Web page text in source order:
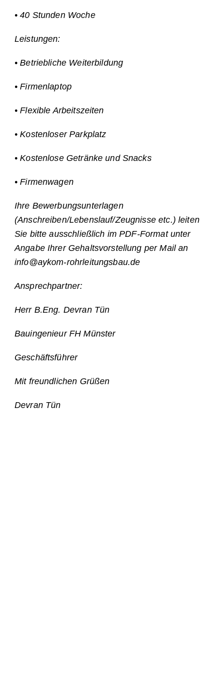
• 40 Stunden Woche
Leistungen:
• Betriebliche Weiterbildung
• Firmenlaptop
• Flexible Arbeitszeiten
• Kostenloser Parkplatz
• Kostenlose Getränke und Snacks
• Firmenwagen
Ihre Bewerbungsunterlagen
(Anschreiben/Lebenslauf/Zeugnisse etc.) leiten
Sie bitte ausschließlich im PDF-Format unter
Angabe Ihrer Gehaltsvorstellung per Mail an
info@aykom-rohrleitungsbau.de
Ansprechpartner:
Herr B.Eng. Devran Tün
Bauingenieur FH Münster
Geschäftsführer
Mit freundlichen Grüßen
Devran Tün